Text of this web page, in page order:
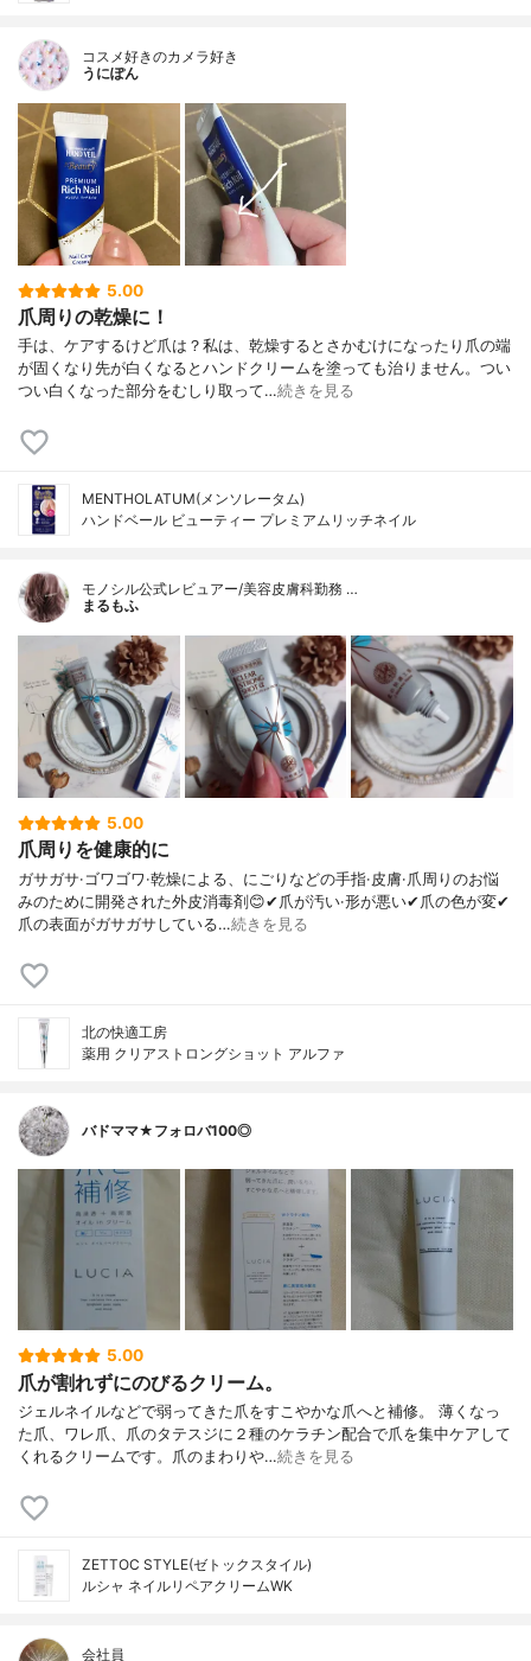
コスメ好きのカメラ好き
うにぽん
5.00
爪周りの乾燥に！
手は、ケアするけど爪は？私は、乾燥するとさかむけになったり爪の端
が固くなり先が白くなるとハンドクリームを塗っても治りません。つい
つい白くなった部分をむしり取って…続きを見る
MENTHOLATUM(メンソレータム)
ハンドベール ビューティー プレミアムリッチネイル
モノシル公式レビュアー/美容皮膚科勤務 …
まるもふ
5.00
爪周りを健康的に
ガサガサ·ゴワゴワ·乾燥による、にごりなどの手指·皮膚·爪周りのお悩
みのために開発された外皮消毒剤😊✔爪が汚い·形が悪い✔爪の色が変✔
爪の表面がガサガサしている…続きを見る
北の快適工房
薬用 クリアストロングショット アルファ
バドママ★フォロバ100◎
5.00
爪が割れずにのびるクリーム。
ジェルネイルなどで弱ってきた爪をすこやかな爪へと補修。 薄くなっ
た爪、ワレ爪、爪のタテスジに２種のケラチン配合で爪を集中ケアして
くれるクリームです。爪のまわりや…続きを見る
ZETTOC STYLE(ゼトックスタイル)
ルシャ ネイルリペアクリームWK
会社員